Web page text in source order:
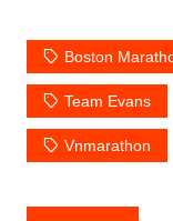
Boston
Team Evans
Vnmarathon